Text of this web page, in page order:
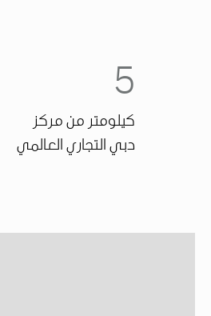
5
كيلومتر من مركز
دبي التجاري العالمي